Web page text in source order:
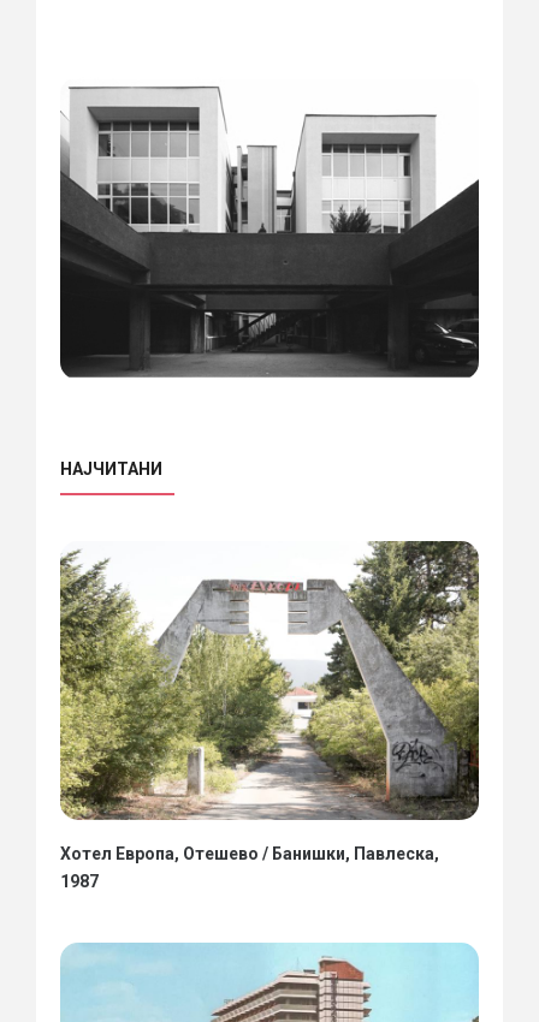
НАЈЧИТАНИ
Хотел Европа, Отешево / Банишки, Павлеска,
1987